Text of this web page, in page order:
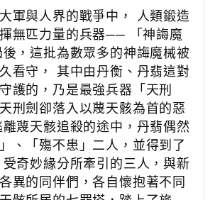
軍與人界的戰爭中， 人類鍛造
無匹力量的兵器── 「神誨魔
，這批為數眾多的神誨魔械被
看守， 其中由丹衡、丹翡這對
護的，乃是最強兵器「天刑
刑劍卻落入以蔑天骸為首的惡
蔑天骸追殺的途中，丹翡偶然
、「殤不患」二人，並得到了
奇妙緣分所牽引的三人，與新
異的同伴們，各自懷抱著不同